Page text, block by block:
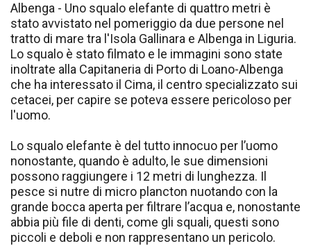
Albenga - Uno squalo elefante di quattro metri è
stato avvistato nel pomeriggio da due persone nel
tratto di mare tra l'Isola Gallinara e Albenga in Liguria.
Lo squalo è stato filmato e le immagini sono state
inoltrate alla Capitaneria di Porto di Loano-Albenga
che ha interessato il Cima, il centro specializzato sui
cetacei, per capire se poteva essere pericoloso per
l'uomo.
Lo squalo elefante è del tutto innocuo per l’uomo
nonostante, quando è adulto, le sue dimensioni
possono raggiungere i 12 metri di lunghezza. Il
pesce si nutre di micro plancton nuotando con la
grande bocca aperta per filtrare l’acqua e, nonostante
abbia più file di denti, come gli squali, questi sono
piccoli e deboli e non rappresentano un pericolo.